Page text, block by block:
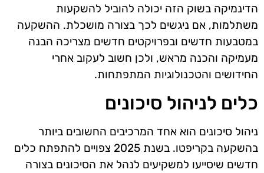
הדינמיקה בשוק הזה יכולה להוביל להשקעות
משתלמות, אם ניגשים לכך בצורה מושכלת. ההשקעה
במטבעות חדשים ובפרויקטים חדשים מצריכה הבנה
מעמיקה והכנה מראש, ולכן חשוב לעקוב אחרי
החידושים והטכנולוגיות המתפתחות.
כלים לניהול סיכונים
ניהול סיכונים הוא אחד המרכיבים החשובים ביותר
בהשקעה בקריפטו. בשנת 2025 צפויים להתפתח כלים
חדשים שיסייעו למשקיעים לנהל את הסיכונים בצורה